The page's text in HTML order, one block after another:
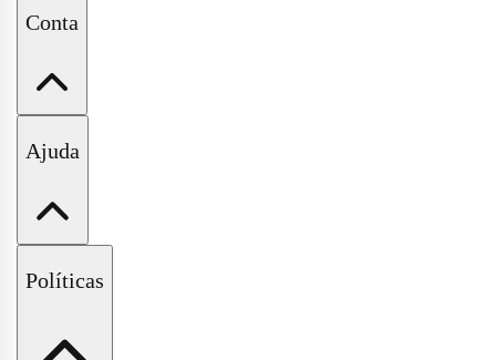
A Pituchinhus
Conta
Minha Conta
Wishlist
Ajuda
Fale Conosco
Políticas